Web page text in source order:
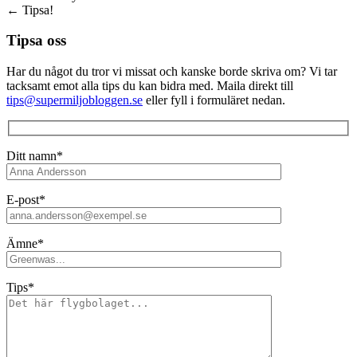
← Tipsa!
Tipsa oss
Har du något du tror vi missat och kanske borde skriva om? Vi tar
tacksamt emot alla tips du kan bidra med. Maila direkt till
tips@supermiljobloggen.se eller fyll i formuläret nedan.
Ditt namn*
E-post*
Ämne*
Tips*